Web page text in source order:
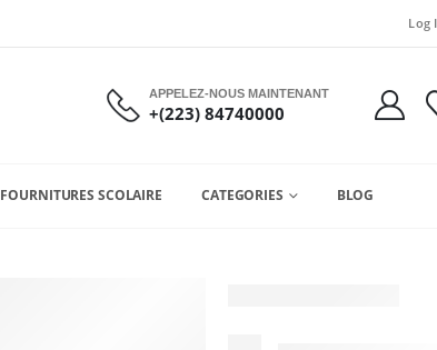
Log
APPELEZ-NOUS MAINTENANT
+(223) 84740000
FOURNITURES SCOLAIRE CATEGORIES BLOG